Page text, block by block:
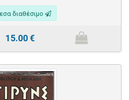
διαθέσιμο
15.00€